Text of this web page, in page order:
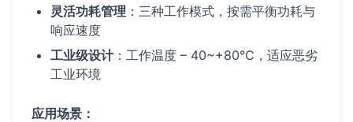
灵活功耗管理 ：三种工作模式，按需平衡功耗与
响应速度
工业级设计：工作温度 – 40~+80℃，适应恶劣
工业环境
应用场景：